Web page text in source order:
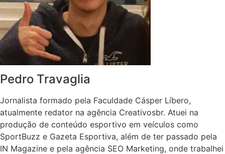
Pedro Travaglia
Jornalista formado pela Faculdade Cásper Líbero,
atualmente redator na agência Creativosbr. Atuei na
produção de conteúdo esportivo em veículos como
SportBuzz e Gazeta Esportiva, além de ter passado pela
IN Magazine e pela agência SEO Marketing, onde trabalhei